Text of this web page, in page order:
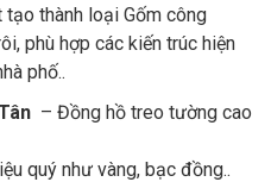
thành loại Gốm công
phù hợp các kiến trúc hiện
phố..
– Đồng hồ treo tường cao
quý như vàng, bạc đồng..